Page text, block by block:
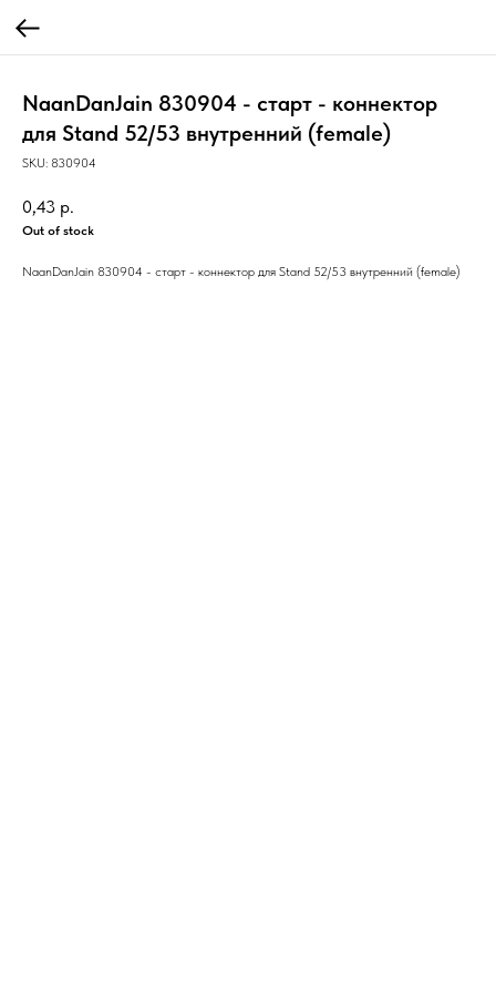
NaanDanJain 830904 - cтарт - коннектор
для Stand 52/53 внутренний (female)
SKU: 830904
0,43 р.
Out of stock
NaanDanJain 830904 - cтарт - коннектор для Stand 52/53 внутренний (female)